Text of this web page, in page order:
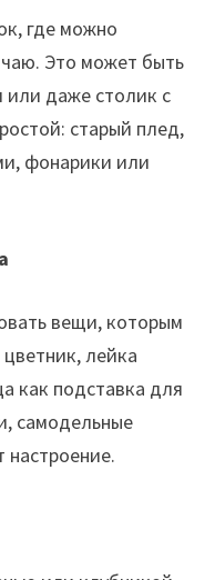
где можно
Это может быть
или даже столик с
старый плед,
фонарики или
вещи, которым
лейка
как подставка для
самодельные
настроение.